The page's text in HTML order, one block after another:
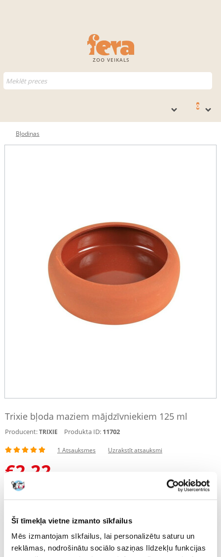
Šī tīmekļa vietne izmanto sīkfailus
Mēs izmantojam sīkfailus, lai personalizētu saturu un
reklāmas, nodrošinātu sociālo saziņas līdzekļu funkcijas
ZOO VEIKALS
0
Bļodiņas
Trixie bļoda maziem mājdzīvniekiem 125 ml
Producent:TRIXIE Produkta ID: 11702
1 Atsauksmes Uzrakstīt atsauksmi
€2.22
NOSŪTĪŠANA 48 STUNDU LAIKĀ.